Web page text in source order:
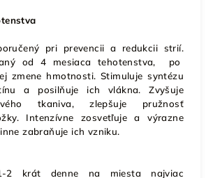
pri prevencii a redukcii strií.
od 4 mesiaca tehotenstva, po
zmene hmotnosti. Stimuluje syntézu
a posilňuje ich vlákna. Zvyšuje
tkaniva, zlepšuje pružnosť
Intenzívne zosvetľuje a výrazne
zabraňuje ich vzniku.
2 krát denne na miesta najviac